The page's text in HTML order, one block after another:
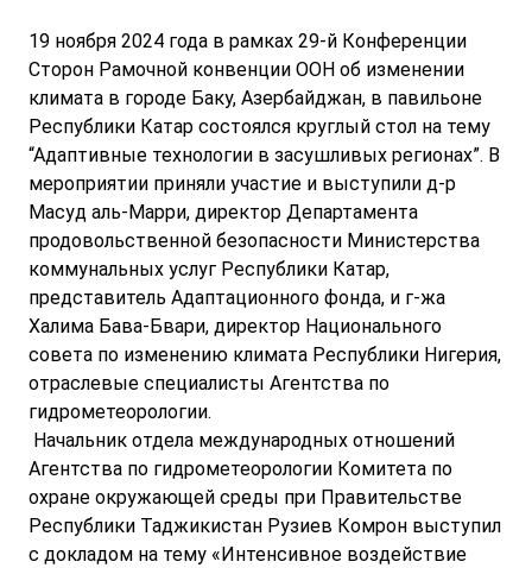
19 ноября 2024 года в рамках 29-й Конференции
Сторон Рамочной конвенции ООН об изменении
климата в городе Баку, Азербайджан, в павильоне
Республики Катар состоялся круглый стол на тему
“Адаптивные технологии в засушливых регионах”. В
мероприятии приняли участие и выступили д-р
Масуд аль-Марри, директор Департамента
продовольственной безопасности Министерства
коммунальных услуг Республики Катар,
представитель Адаптационного фонда, и г-жа
Халима Бава-Бвари, директор Национального
совета по изменению климата Республики Нигерия,
отраслевые специалисты Агентства по
гидрометеорологии.
Начальник отдела международных отношений
Агентства по гидрометеорологии Комитета по
охране окружающей среды при Правительстве
Республики Таджикистан Рузиев Комрон выступил
с докладом на тему «Интенсивное воздействие